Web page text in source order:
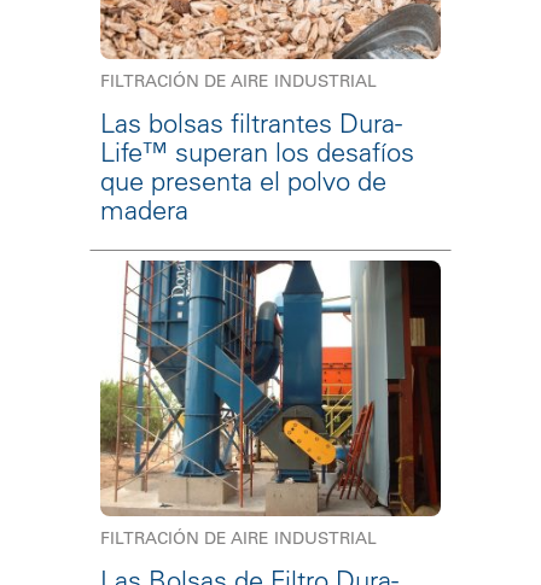
FILTRACIÓN DE AIRE INDUSTRIAL
Las bolsas filtrantes Dura-
Life™ superan los desafíos
que presenta el polvo de
madera
FILTRACIÓN DE AIRE INDUSTRIAL